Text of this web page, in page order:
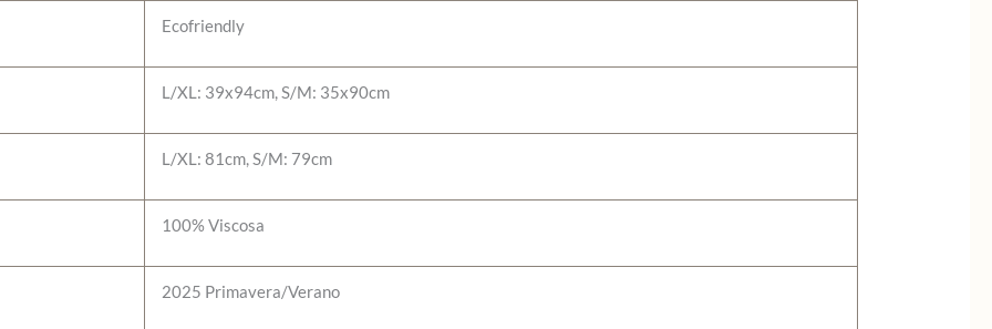
Ecofriendly
L/XL: 39x94cm, S/M: 35x90cm
L/XL: 81cm, S/M: 79cm
100% Viscosa
2025 Primavera/Verano